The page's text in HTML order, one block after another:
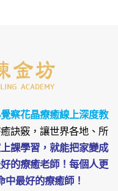
察花晶療癒線上深度教
訣竅，讓世界各地、所
課學習，就能把家變成
的療癒老師！每個人更
最好的療癒師！